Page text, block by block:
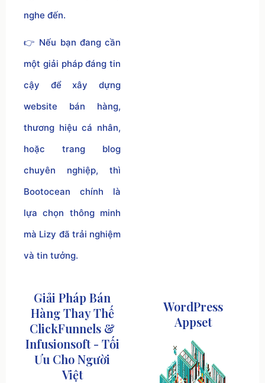
nghe đến.
👉 Nếu bạn đang cần
một giải pháp đáng tin
cậy để xây dựng
website bán hàng,
thương hiệu cá nhân,
hoặc trang blog
chuyên nghiệp, thì
Bootocean chính là
lựa chọn thông minh
mà Lizy đã trải nghiệm
và tin tưởng.
Giải Pháp Bán
Hàng Thay Thế
ClickFunnels &
Infusionsoft - Tối
Ưu Cho Người
Việt
WordPress
Appset